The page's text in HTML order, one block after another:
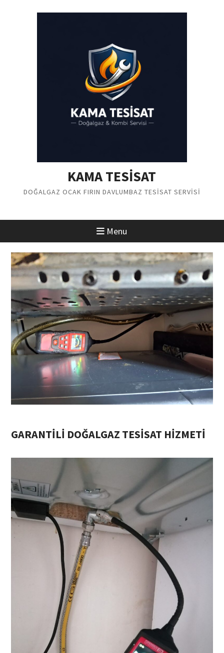
KAMA TESİSAT
DOĞALGAZ OCAK FIRIN DAVLUMBAZ TESİSAT SERVİSİ
Menu
GARANTİLİ DOĞALGAZ TESİSAT HİZMETİ